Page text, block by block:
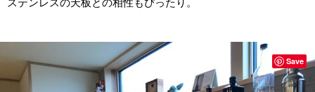
ステンレスの天板との相性もぴったり。
Save